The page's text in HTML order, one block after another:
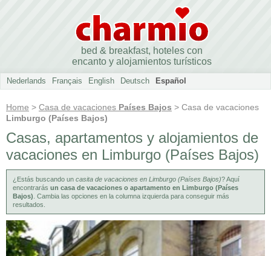
bed & breakfast, hoteles con
encanto y alojamientos turísticos
Nederlands Français English Deutsch Español
Home > Casa de vacaciones Países Bajos > Casa de vacaciones
Limburgo (Países Bajos)
Casas, apartamentos y alojamientos de
vacaciones en Limburgo (Países Bajos)
¿Estás buscando un casita de vacaciones en Limburgo (Países Bajos)? Aquí
encontrarás un casa de vacaciones o apartamento en Limburgo (Países
Bajos) . Cambia las opciones en la columna izquierda para conseguir más
resultados.